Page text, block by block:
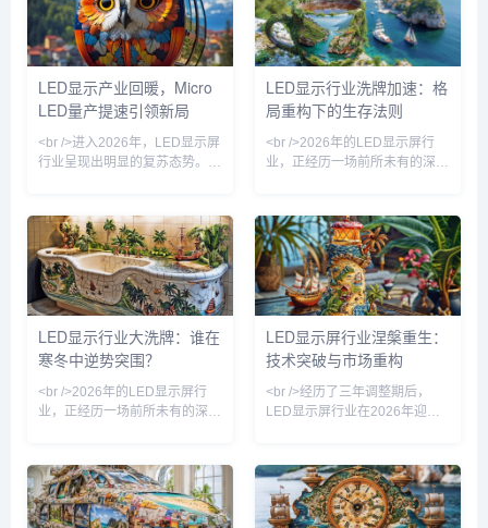
普遍认为，此轮复苏并非简单的
周期性反弹，而是由技术迭代与
应用场景拓宽共同驱动的结构性
增长。尤其是Micro LED与COB
封装技术的规模化落地，让LED
显示屏在亮度、可靠性、功耗等
代领先，进
合体改造及体育场馆升级等项目
的带动下，小间距与租赁屏市场
率先企稳。与此同时，海外市场
在欧美体育赛事、中东大型活动
等需求拉动下，出口订单明显回
暖。行业从业者普遍感受到，市
场景化、定制化解决方案转
LED显示产业回暖，Micro
LED量产提速引领新局
<br />进入2026年，LED显示屏
行业呈现出明显的复苏态势。经
单显著回暖，尤其是户外广告、
舞台演艺、交通枢纽等传统应用
场景的招标项目明显增多。多家
产业链上游芯片与封装厂商的产
线稼动率已回升至九成以上，部
分中小型模组厂甚至出现交期延
长的现象。行业分析师指出，这
轮复苏并非简单的周期性反弹，
与政府新基建投资共同作用
LED显示行业洗牌加速：格
局重构下的生存法则
<br />2026年的LED显示屏行
业，正经历一场前所未有的深度
小厂商在生死线上挣扎。据行业
媒体统计，仅2025年就有超过
三成的中小企业退出市场，而头
部企业的市场份额却在持续提
升。这种两极分化的局面，标志
着LED显示行业正式从“规模竞
赛”转入“价值竞争”阶段。<br />
<br /><br />本轮洗牌的核心驱
LED显示行业大洗牌：谁在
寒冬中逆势突围？
<br />2026年的LED显示屏行
业，正经历一场前所未有的深度
入，行业玩家一度超过上千家。
然而，随着市场需求增速放缓、
价格战愈演愈烈，行业已从“增
LED显示屏行业涅槃重生：
技术突破与市场重构
<br />经历了三年调整期后，
LED显示屏行业在2026年迎来
提升，渠道库存出清基本完成。
在文旅夜游、商业显示、虚拟拍
摄等新兴场景的拉动下，行业整